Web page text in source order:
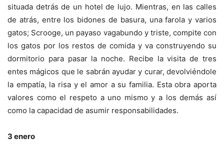
situada detrás de un hotel de lujo. Mientras, en las calles
de atrás, entre los bidones de basura, una farola y varios
gatos; Scrooge, un payaso vagabundo y triste, compite con
los gatos por los restos de comida y va construyendo su
dormitorio para pasar la noche. Recibe la visita de tres
entes mágicos que le sabrán ayudar y curar, devolviéndole
la empatía, la risa y el amor a su familia. Esta obra aporta
valores como el respeto a uno mismo y a los demás así
como la capacidad de asumir responsabilidades.
3 enero